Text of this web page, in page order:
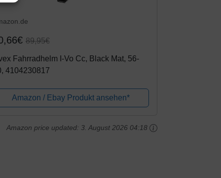
89,95€
Fahrradhelm I-Vo Cc, Black Mat, 56-
4104230817
Amazon / Ebay Produkt ansehen*
Amazon price updated: 3. August 2026 04:18